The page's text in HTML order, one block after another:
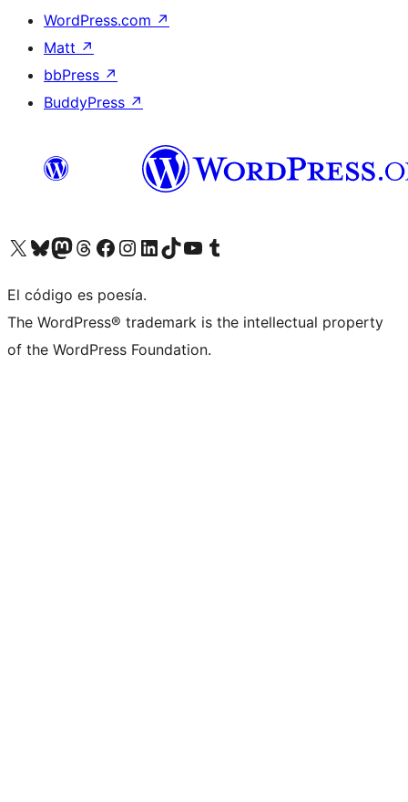
WordPress.com ↗
Matt ↗
bbPress ↗
BuddyPress ↗
Visita nuestra cuenta de X (anteriormente Twitter)
Visita nuestra cuenta de Bluesky
Visita nuestra cuenta de Mastodon
Visita nuestra cuenta de Threads
Visita nuestra página de Facebook
Visita nuestra cuenta de Instagram
Visita nuestra cuenta de LinkedIn
Visita nuestra cuenta de TikTok
Visita nuestro canal de YouTube
Visita nuestra cuenta de Tumblr
El código es poesía.
The WordPress® trademark is the intellectual property
of the WordPress Foundation.